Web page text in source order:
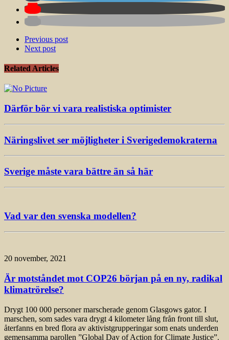
Previous post
Next post
Related Articles
Därför bör vi vara realistiska optimister
Näringslivet ser möjligheter i Sverigedemokraterna
Sverige måste vara bättre än så här
Vad var den svenska modellen?
20 november, 2021
Är motståndet mot COP26 början på en ny, radikal
klimatrörelse?
Drygt 100 000 personer marscherade genom Glasgows gator. I
marschen, som sades vara drygt 4 kilometer lång från front till slut,
återfanns en bred flora av aktivistgrupperingar som enats underden
gemensamma parollen ”Global Day of Action for Climate Justice”.